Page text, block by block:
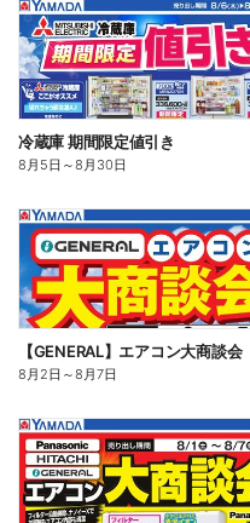
冷蔵庫 期間限定値引き
8月5日 ～8月30日
【GENERAL】エアコン大商談会
8月2日 ～8月7日